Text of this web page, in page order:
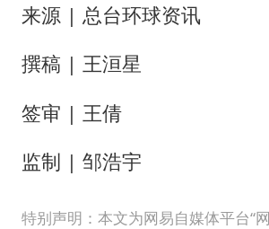
来源 | 总台环球资讯
撰稿 | 王洹星
签审 | 王倩
监制 | 邹浩宇
特别声明：本文为网易自媒体平台“